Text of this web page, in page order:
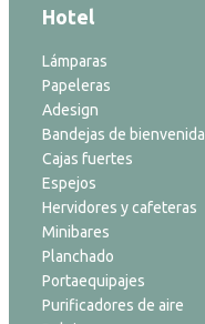
Hotel
Lámparas
Papeleras
Adesign
Bandejas de bienvenida
Cajas fuertes
Espejos
Hervidores y cafeteras
Minibares
Planchado
Portaequipajes
Purificadores de aire